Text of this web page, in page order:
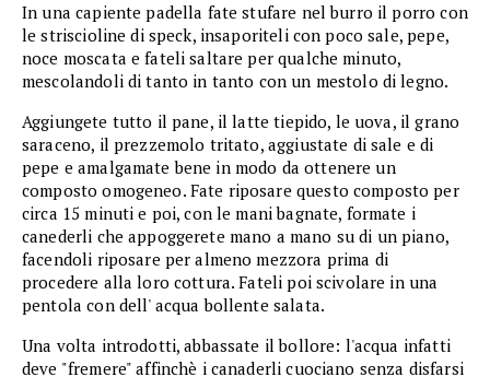
In una capiente padella fate stufare nel burro il porro con
le striscioline di speck, insaporiteli con poco sale, pepe,
noce moscata e fateli saltare per qualche minuto,
mescolandoli di tanto in tanto con un mestolo di legno.
Aggiungete tutto il pane, il latte tiepido, le uova, il grano
saraceno, il prezzemolo tritato, aggiustate di sale e di
pepe e amalgamate bene in modo da ottenere un
composto omogeneo. Fate riposare questo composto per
circa 15 minuti e poi, con le mani bagnate, formate i
canederli che appoggerete mano a mano su di un piano,
facendoli riposare per almeno mezzora prima di
procedere alla loro cottura. Fateli poi scivolare in una
pentola con dell' acqua bollente salata.
Una volta introdotti, abbassate il bollore: l'acqua infatti
deve "fremere" affinchè i canaderli cuociano senza disfarsi